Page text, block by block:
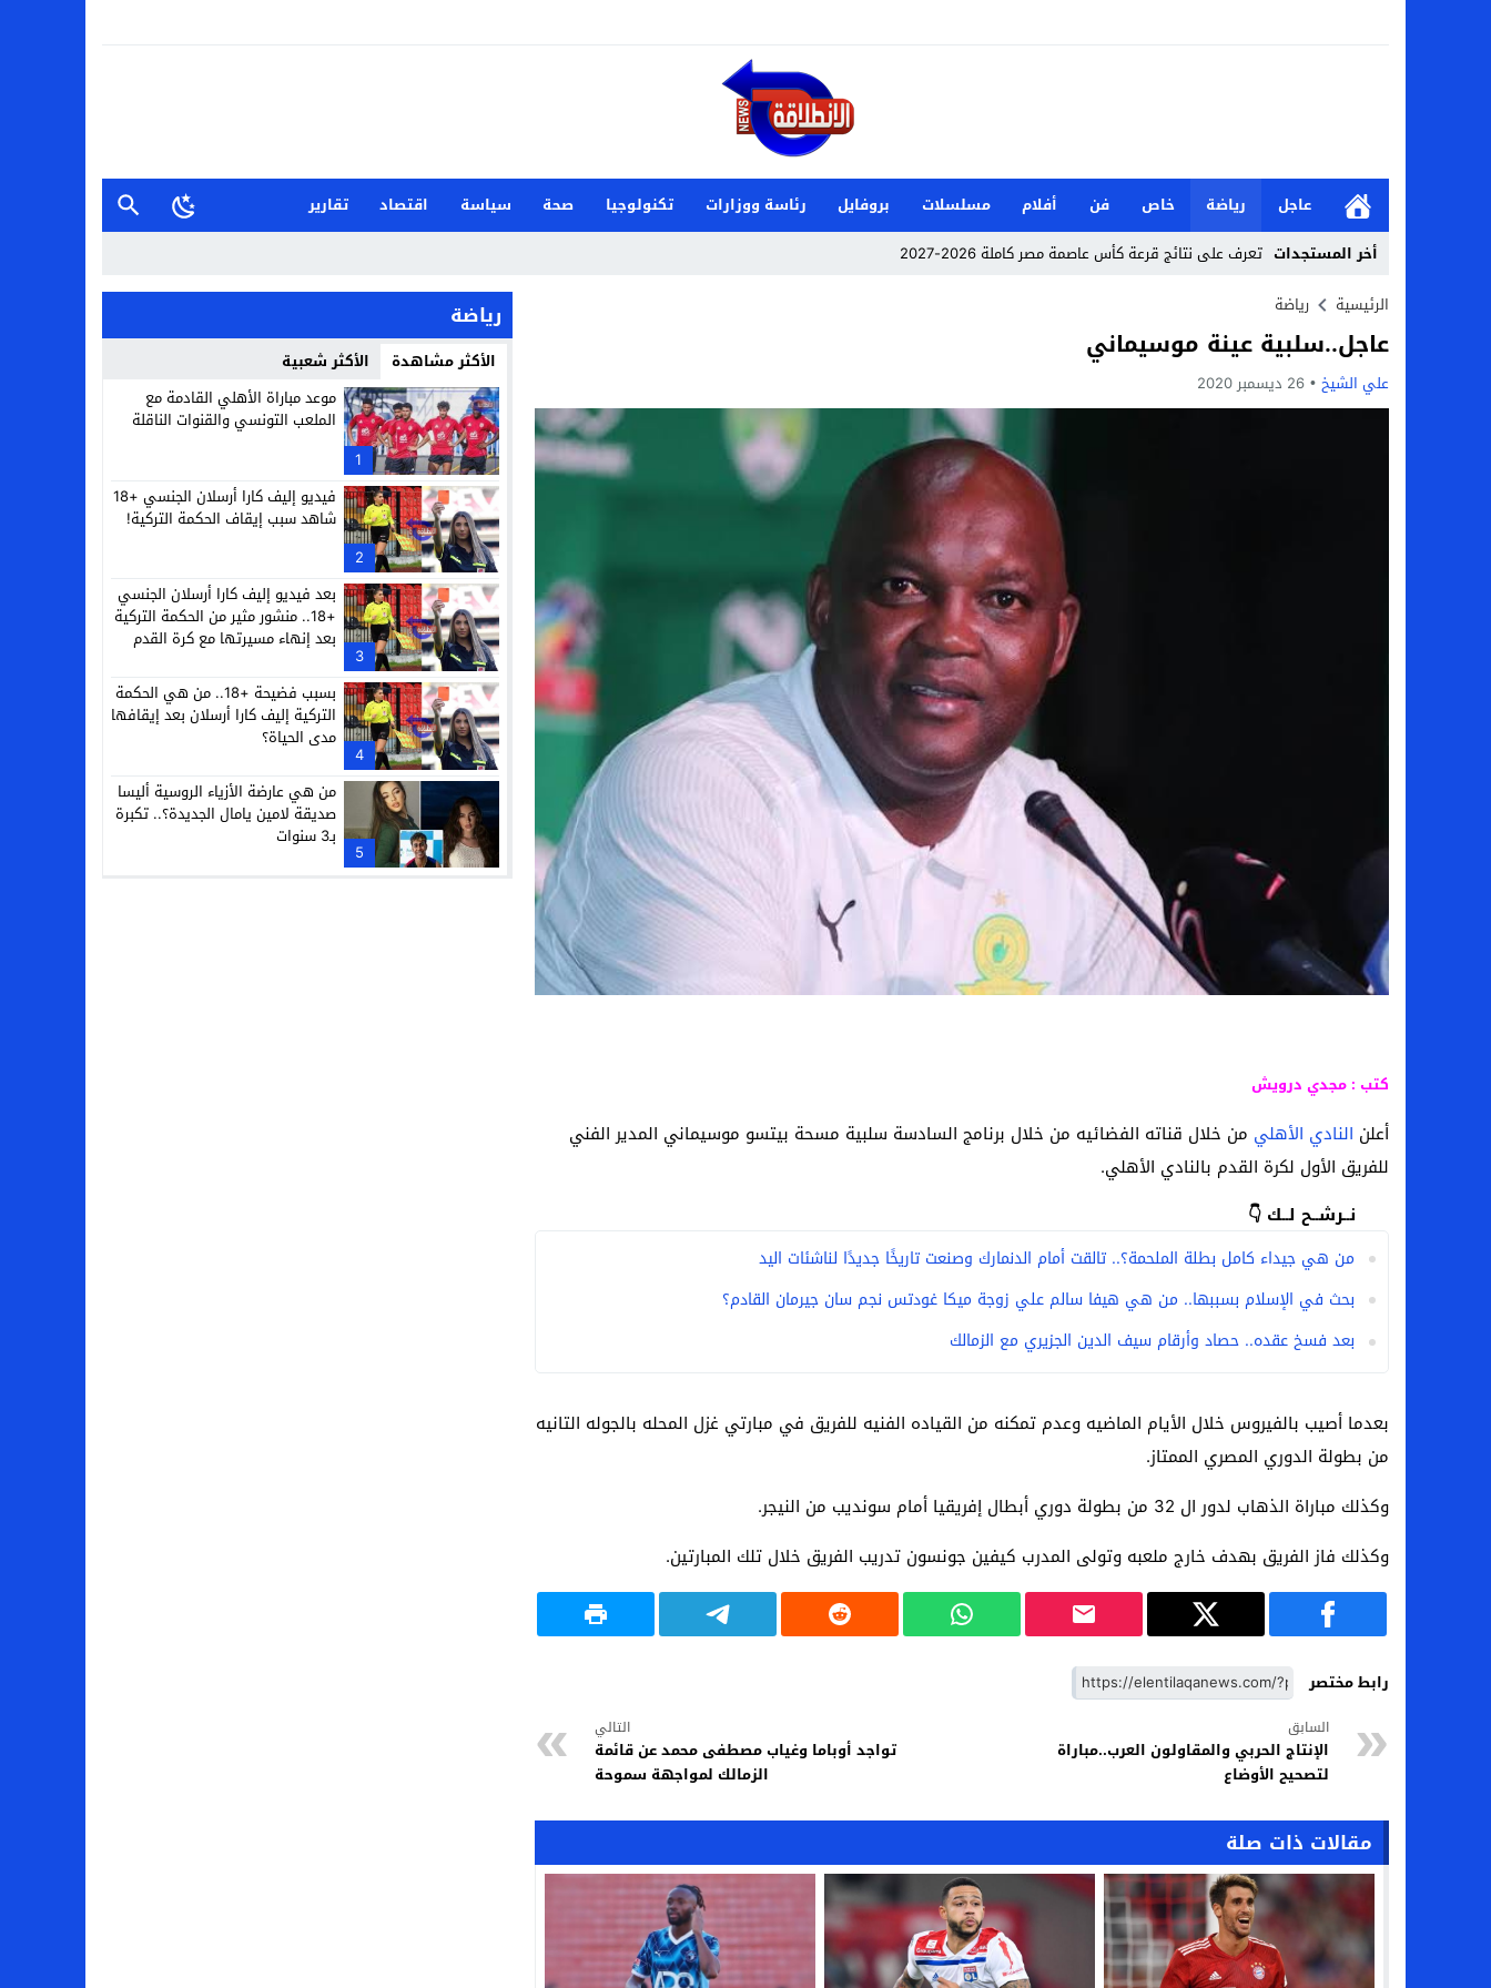
عاجل رياضة خاص فن أفلام مسلسلات بروفايل رئاسة ووزارات تكنولوجيا صحة سياسة اقتصاد
تقارير
أخر المستجدات تعرف على نتائج قرعة كأس عاصمة مصر كاملة 2026-2027
بحث في الإسلام بسببها.. من هي هيفا سالم علي زوجة ميكا غودتس نجم سان جيرمان القادم؟
لماذا تنجح بعض الحملات التسويقية بينما تفشل أخرى في السوق السعودي؟
بعد فسخ عقده.. حصاد وأرقام سيف الدين الجزيري مع الزمالك
السيرة الذاتية للدكتورة آيات حسن شمس الدين عميد كلية “آداب كفر الشيخ”
سامو كوستا في معسكر النصر السعودي.. هل انتهت أزمة العالمي المالية؟
إنهاء تعاقد سيف الدين الجزيري مع الزمالك رسميًا
من هي لوز مينديز زوجة إبراهيم دياز بعد خطفها للأنظار؟
الموصل العراقي يعلن ضم المهاجم يوسف أسامة نبيه
الرئيسية رياضة
عاجل..سلبية عينة موسيماني
علي الشيخ 26 ديسمبر 2020
كتب : مجدي درويش
أعلن النادي الأهلي من خلال قناته الفضائيه من خلال برنامج السادسة سلبية مسحة بيتسو موسيماني المدير الفني
للفريق الأول لكرة القدم بالنادي الأهلي.
نــرشــح لــك 👇
من هي جيداء كامل بطلة الملحمة؟.. تالقت أمام الدنمارك وصنعت تاريخًا جديدًا لناشئات اليد
بحث في الإسلام بسببها.. من هي هيفا سالم علي زوجة ميكا غودتس نجم سان جيرمان القادم؟
بعد فسخ عقده.. حصاد وأرقام سيف الدين الجزيري مع الزمالك
بعدما أصيب بالفيروس خلال الأيام الماضيه وعدم تمكنه من القياده الفنيه للفريق في مبارتي غزل المحله بالجوله التانيه
من بطولة الدوري المصري الممتاز.
وكذلك مباراة الذهاب لدور ال 32 من بطولة دوري أبطال إفريقيا أمام سونديب من النيجر.
وكذلك فاز الفريق بهدف خارج ملعبه وتولى المدرب كيفين جونسون تدريب الفريق خلال تلك المبارتين.
رابط مختصر
السابق
الإنتاج الحربي والمقاولون العرب..مباراة
لتصحيح الأوضاع
التالي
تواجد أوباما وغياب مصطفى محمد عن قائمة
الزمالك لمواجهة سموحة
مقالات ذات صلة
رياضة
الأكثر مشاهدة الأكثر شعبية
1
موعد مباراة الأهلي القادمة مع
الملعب التونسي والقنوات الناقلة
2
فيديو إليف كارا أرسلان الجنسي +18
شاهد سبب إيقاف الحكمة التركية!
3
بعد فيديو إليف كارا أرسلان الجنسي
+18.. منشور مثير من الحكمة التركية
بعد إنهاء مسيرتها مع كرة القدم
4
بسبب فضيحة +18.. من هي الحكمة
التركية إليف كارا أرسلان بعد إيقافها
مدى الحياة؟
5
من هي عارضة الأزياء الروسية أليسا
صديقة لامين يامال الجديدة؟.. تكبرة
بـ3 سنوات